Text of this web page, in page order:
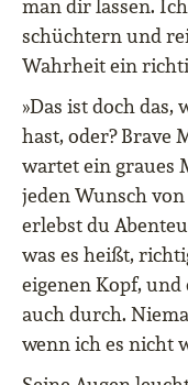
man dir lassen.
schüchtern und
Wahrheit ein
»Das ist doch
hast, oder? Brave
wartet ein graues
jeden Wunsch
erlebst du
was es heißt,
eigenen Kopf,
auch durch.
wenn ich es nicht